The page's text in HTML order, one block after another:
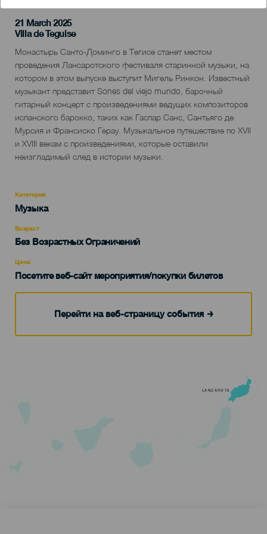
21 March 2025
Localidad
Villa de Teguise
Descripción
del
evento
Монастырь Санто-Доминго в Тегисе станет местом
проведения Лансаротского фестиваля старинной музыки, на
котором в этом выпуске выступит Мигель Ринкон. Известный
музыкант представит Sones del viejo mundo, барочный
гитарный концерт с произведениями ведущих композиторов
испанского барокко, таких как Гаспар Санс, Сантьяго де
Мурсия и Франсиско Герау. Музыкальное путешествие по XVII
и XVIII векам с произведениями, которые оставили
неизгладимый след в истории музыки.
Категория
Categoría
del
evento
Музыка
Возраст
Edad
Recomendada
Без Возрастных Ограничений
Цена
Посетите веб-сайт мероприятия/покупки билетов
Перейти на веб-страницу события
LANZAROTE